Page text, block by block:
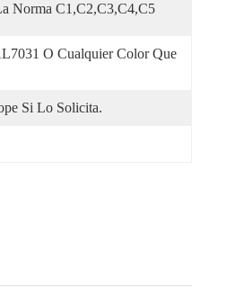
Norma C1,C2,C3,C4,C5
O Cualquier Color Que
Si Lo Solicita.